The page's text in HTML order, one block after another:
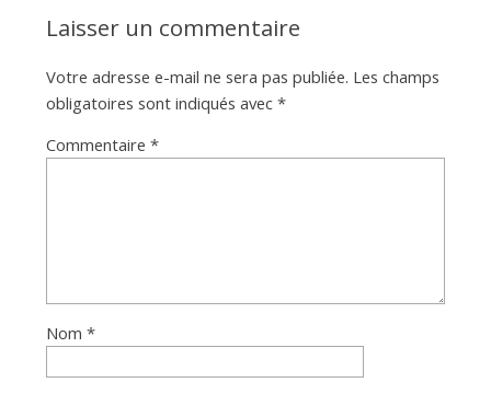
Laisser un commentaire
Votre adresse e-mail ne sera pas publiée. Les champs
obligatoires sont indiqués avec *
Commentaire *
Nom *